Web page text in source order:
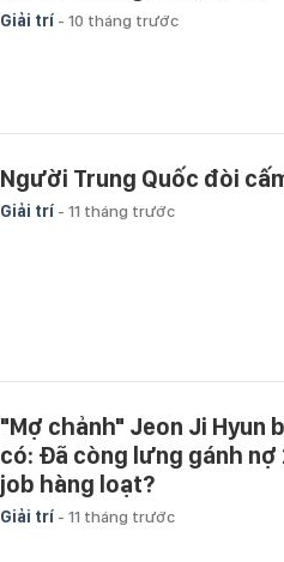
Giải trí - 10 tháng trước
Người Trung Quốc đòi
Giải trí - 11 tháng trước
"Mợ chảnh" Jeon Ji Hyun
có: Đã còng lưng gánh nợ
job hàng loạt?
Giải trí - 11 tháng trước